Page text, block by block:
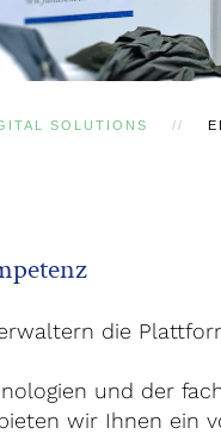
SOLUTIONS
die
und der
wir Ihnen ein